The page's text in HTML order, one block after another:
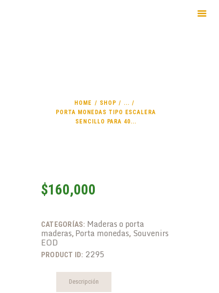
HOME SHOP
...
PORTA MONEDAS TIPO ESCALERA
SENCILLO PARA 40...
$160,000
CATEGORÍAS: Maderas o porta
maderas, Porta monedas, Souvenirs
EOD
PRODUCT ID: 2295
Descripción